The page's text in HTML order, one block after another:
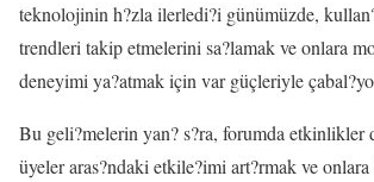
teknolojinin h?zla ilerledi?i günümüzde,
trendleri takip etmelerini sa?lamak ve onlara
deneyimi ya?atmak için var güçleriyle
Bu geli?melerin yan? s?ra, forumda etkinlikler
üyeler aras?ndaki etkile?imi art?rmak ve